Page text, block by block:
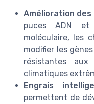
Amélioration
puces ADN
moléculaire, les
modifier les
résistantes
climatiques
Engrais
permettent de